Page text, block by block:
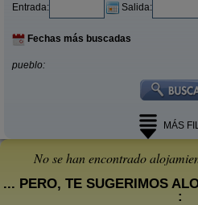
Entrada: Salida:
Fechas más buscadas
pueblo:
MÁS
No se han encontrado
... PERO, TE SUGERIMOS
: